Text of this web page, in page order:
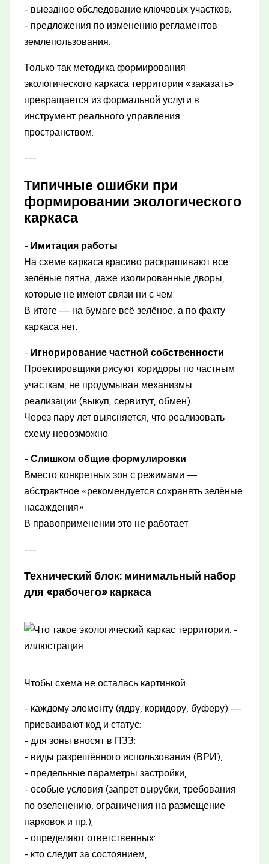
- выездное обследование ключевых участков;
- предложения по изменению регламентов
землепользования.
Только так методика формирования
экологического каркаса территории «заказать»
превращается из формальной услуги в
инструмент реального управления
пространством.
---
Типичные ошибки при
формировании экологического
каркаса
- Имитация работы
На схеме каркаса красиво раскрашивают все
зелёные пятна, даже изолированные дворы,
которые не имеют связи ни с чем.
В итоге — на бумаге всё зелёное, а по факту
каркаса нет.
- Игнорирование частной собственности
Проектировщики рисуют коридоры по частным
участкам, не продумывая механизмы
реализации (выкуп, сервитут, обмен).
Через пару лет выясняется, что реализовать
схему невозможно.
-Слишком общие формулировки
Вместо конкретных зон с режимами —
абстрактное «рекомендуется сохранять зелёные
насаждения».
В правоприменении это не работает.
---
Технический блок: минимальный набор
для «рабочего» каркаса
Чтобы схема не осталась картинкой:
- каждому элементу (ядру, коридору, буферу) —
присваивают код и статус;
- для зоны вносят в ПЗЗ:
- виды разрешённого использования (ВРИ),
- предельные параметры застройки,
- особые условия (запрет вырубки, требования
по озеленению, ограничения на размещение
парковок и пр.);
- определяют ответственных:
- кто следит за состоянием,